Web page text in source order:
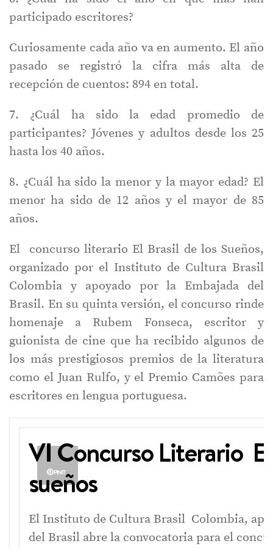
participado escritores?
Curiosamente cada año va en aumento. El año
pasado se registró la cifra más alta de
recepción de cuentos: 894 en total.
7. ¿Cuál ha sido la edad promedio de
participantes? Jóvenes y adultos desde los 25
hasta los 40 años.
8. ¿Cuál ha sido la menor y la mayor edad? El
menor ha sido de 12 años y el mayor de 85
años.
El concurso literario El Brasil de los Sueños,
organizado por el Instituto de Cultura Brasil
Colombia y apoyado por la Embajada del
Brasil. En su quinta versión, el concurso rinde
homenaje a Rubem Fonseca, escritor y
guionista de cine que ha recibido algunos de
los más prestigiosos premios de la literatura
como el Juan Rulfo, y el Premio Camões para
escritores en lengua portuguesa.
PIN IT
VI Concurso Literario
sueños
El Instituto de Cultura Brasil Colombia,
del Brasil abre la convocatoria para el